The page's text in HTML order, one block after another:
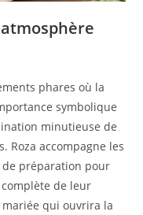
phares où la
symbolique
minutieuse de
Roza accompagne les
préparation pour
de leur
qui ouvrira la